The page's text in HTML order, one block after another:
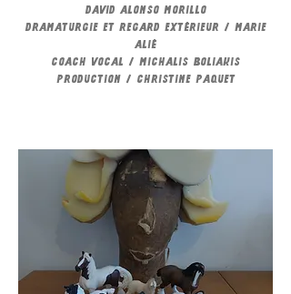
David Alonso Morillo
Dramaturgie et regard extérieur / Marie
Alié
Coach vocal / Michalis Boliakis
production / christine paquet